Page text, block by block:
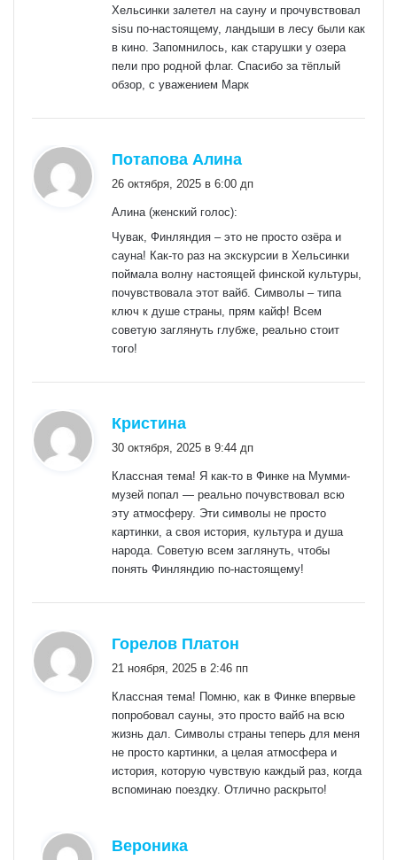
Хельсинки залетел на сауну и прочувствовал
sisu по‑настоящему, ландыши в лесу были как
в кино. Запомнилось, как старушки у озера
пели про родной флаг. Спасибо за тёплый
обзор, с уважением Марк
Потапова Алина
26 октября, 2025 в 6:00 дп
Алина (женский голос):
Чувак, Финляндия – это не просто озёра и
сауна! Как-то раз на экскурсии в Хельсинки
поймала волну настоящей финской культуры,
почувствовала этот вайб. Символы – типа
ключ к душе страны, прям кайф! Всем
советую заглянуть глубже, реально стоит
того!
Кристина
30 октября, 2025 в 9:44 дп
Классная тема! Я как-то в Финке на Мумми-
музей попал — реально почувствовал всю
эту атмосферу. Эти символы не просто
картинки, а своя история, культура и душа
народа. Советую всем заглянуть, чтобы
понять Финляндию по-настоящему!
Горелов Платон
21 ноября, 2025 в 2:46 пп
Классная тема! Помню, как в Финке впервые
попробовал сауны, это просто вайб на всю
жизнь дал. Символы страны теперь для меня
не просто картинки, а целая атмосфера и
история, которую чувствую каждый раз, когда
вспоминаю поездку. Отлично раскрыто!
Вероника